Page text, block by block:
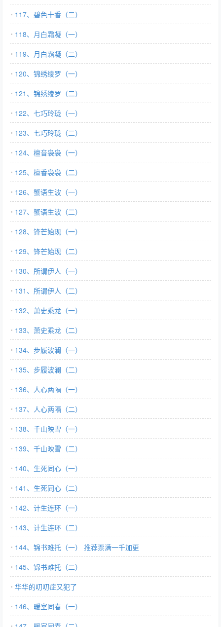
117、碧色十香（二）
118、月白霜凝（一）
119、月白霜凝（二）
120、锦绣绫罗（一）
121、锦绣绫罗（二）
122、七巧玲珑（一）
123、七巧玲珑（二）
124、檀音袅袅（一）
125、檀香袅袅（二）
126、蟹语生波（一）
127、蟹语生波（二）
128、锋芒始现（一）
129、锋芒始现（二）
130、所谓伊人（一）
131、所谓伊人（二）
132、萧史乘龙（一）
133、萧史乘龙（二）
134、步履波澜（一）
135、步履波澜（二）
136、人心两隔（一）
137、人心两隔（二）
138、千山映雪（一）
139、千山映雪（二）
140、生死同心（一）
141、生死同心（二）
142、计生连环（一）
143、计生连环（二）
144、锦书难托（一） 推荐票满一千加更
145、锦书难托（二）
华华的叨叨症又犯了
146、暖室同春（一）